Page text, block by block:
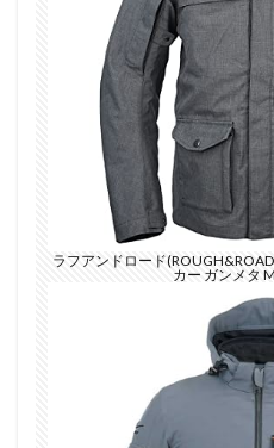
ラフアンドロード
カー ガンメタ